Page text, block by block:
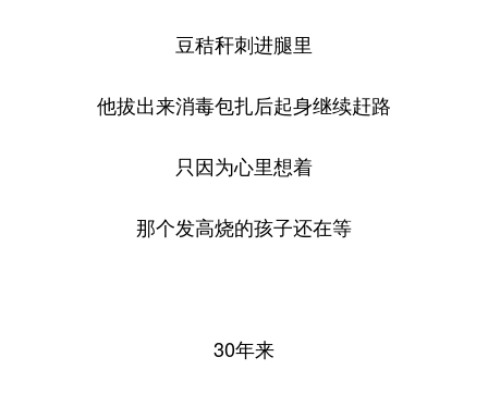
豆秸秆刺进腿里
他拔出来消毒包扎后起身继续赶路
只因为心里想着
那个发高烧的孩子还在等
30年来